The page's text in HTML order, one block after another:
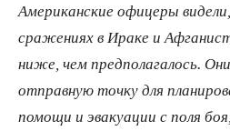
Американские офицеры
сражениях в Ираке и
ниже, чем предполагалось.
отправную точку для
помощи и эвакуации с поля